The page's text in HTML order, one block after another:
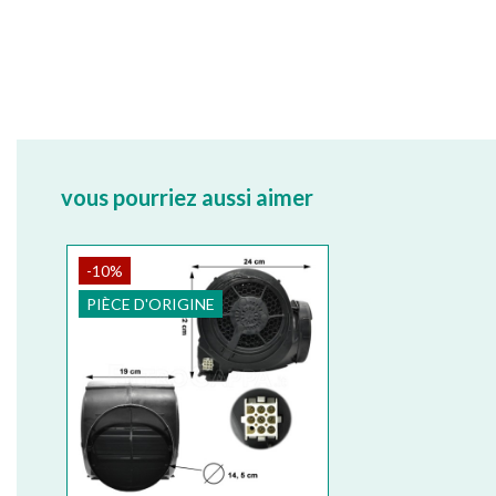
vous pourriez aussi aimer
-10%
PIÈCE D'ORIGINE